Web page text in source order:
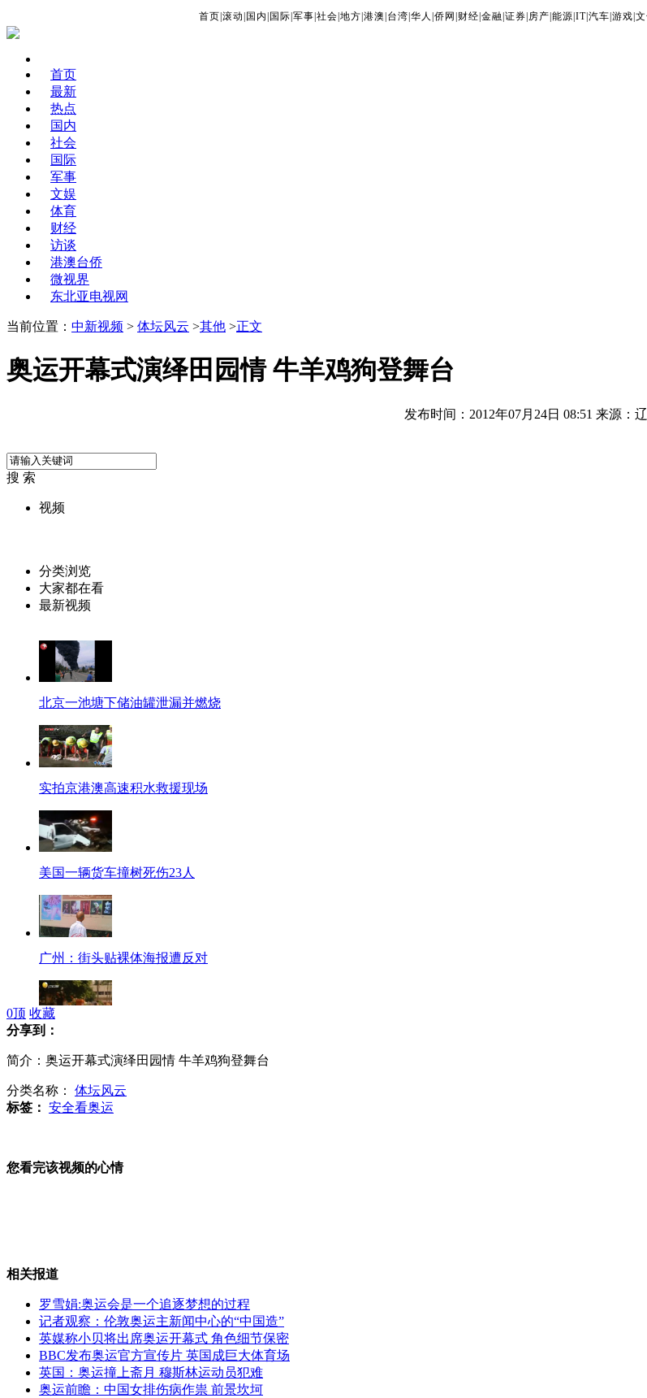
首页 滚动 国内 国际 军事 社会 地方 港澳 台湾 华人 侨网 财经 金融 证券 房产 能源 IT| 汽车 游戏
首页
最新
热点
国内
社会
国际
军事
文娱
体育
财经
访谈
港澳台侨
微视界
东北亚电视网
当前位置： 中新视频 > 体坛风云 >其他 >正文
奥运开幕式演绎田园情 牛羊鸡狗登舞台
发布时间：2012年07月24日 08:51 来源：
搜 索
视频
分类浏览
大家都在看
最新视频
北京一池塘下储油罐泄漏并燃烧
实拍京港澳高速积水救援现场
美国一辆货车撞树死伤23人
广州：街头贴裸体海报遭反对
上海隧道车祸 宝马车涉嫌超速
江苏：男孩被街头红绿灯电倒
0顶 收藏
分享到：
简介：奥运开幕式演绎田园情 牛羊鸡狗登舞台
分类名称： 体坛风云
标签： 安全看奥运
您看完该视频的心情
相关报道
罗雪娟:奥运会是一个追逐梦想的过程
记者观察：伦敦奥运主新闻中心的“中国造”
英媒称小贝将出席奥运开幕式 角色细节保密
BBC发布奥运官方宣传片 英国成巨大体育场
英国：奥运撞上斋月 穆斯林运动员犯难
奥运前瞻：中国女排伤病作祟 前景坎坷